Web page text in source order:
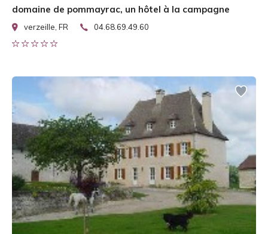
domaine de pommayrac, un hôtel à la campagne
verzeille, FR 04.68.69.49.60